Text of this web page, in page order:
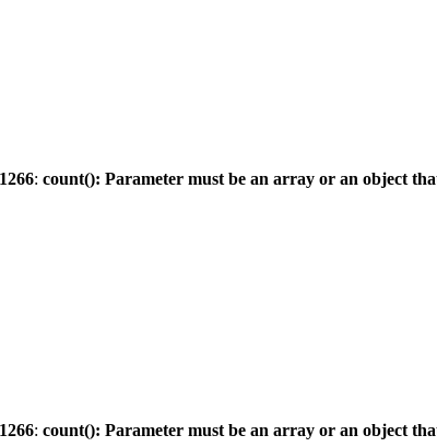
1266: count(): Parameter must be an array or an object
1266: count(): Parameter must be an array or an object